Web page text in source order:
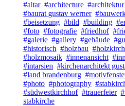
#altar #architecture #architektur
#baurat gustav werner
#beisetzung #bild #building
#foto #fotografie #friedhof
#galerie #gallery #gebäude
#historisch #holzbau
#holzmosaik #innenansicht
#intarsien #kirchenarchitekt
#land brandenburg
#photo #photography
#südwestkirchhof #trauerfeier
stabkirche